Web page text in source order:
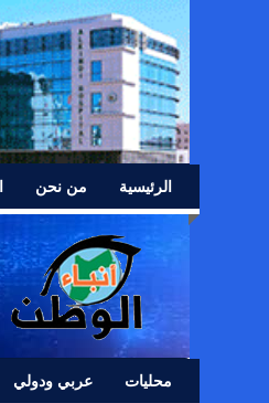
الرئيسية من نحن
محليات عربي ودولي